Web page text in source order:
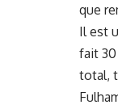
que
Il est
fait
total,